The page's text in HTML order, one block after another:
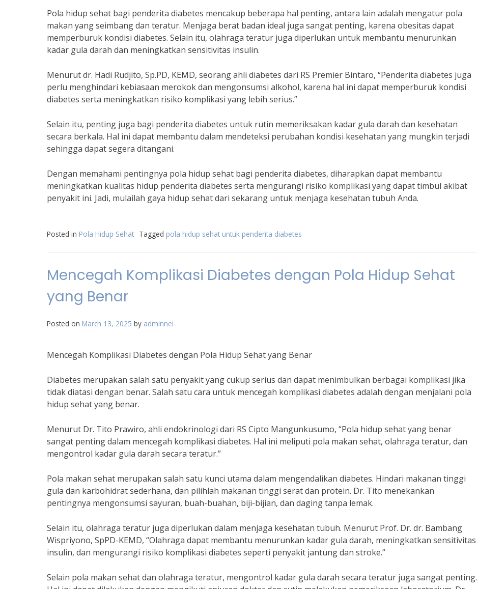
Pola hidup sehat bagi penderita diabetes mencakup beberapa hal penting, antara lain adalah mengatur pola
makan yang seimbang dan teratur. Menjaga berat badan ideal juga sangat penting, karena obesitas dapat
memperburuk kondisi diabetes. Selain itu, olahraga teratur juga diperlukan untuk membantu menurunkan
kadar gula darah dan meningkatkan sensitivitas insulin.
Menurut dr. Hadi Rudjito, Sp.PD, KEMD, seorang ahli diabetes dari RS Premier Bintaro, “Penderita diabetes juga
perlu menghindari kebiasaan merokok dan mengonsumsi alkohol, karena hal ini dapat memperburuk kondisi
diabetes serta meningkatkan risiko komplikasi yang lebih serius.”
Selain itu, penting juga bagi penderita diabetes untuk rutin memeriksakan kadar gula darah dan kesehatan
secara berkala. Hal ini dapat membantu dalam mendeteksi perubahan kondisi kesehatan yang mungkin terjadi
sehingga dapat segera ditangani.
Dengan memahami pentingnya pola hidup sehat bagi penderita diabetes, diharapkan dapat membantu
meningkatkan kualitas hidup penderita diabetes serta mengurangi risiko komplikasi yang dapat timbul akibat
penyakit ini. Jadi, mulailah gaya hidup sehat dari sekarang untuk menjaga kesehatan tubuh Anda.
Posted in Pola Hidup Sehat Tagged pola hidup sehat untuk penderita diabetes
Mencegah Komplikasi Diabetes dengan Pola Hidup Sehat
yang Benar
Posted on March 13, 2025 by adminnei
Mencegah Komplikasi Diabetes dengan Pola Hidup Sehat yang Benar
Diabetes merupakan salah satu penyakit yang cukup serius dan dapat menimbulkan berbagai komplikasi jika
tidak diatasi dengan benar. Salah satu cara untuk mencegah komplikasi diabetes adalah dengan menjalani pola
hidup sehat yang benar.
Menurut Dr. Tito Prawiro, ahli endokrinologi dari RS Cipto Mangunkusumo, “Pola hidup sehat yang benar
sangat penting dalam mencegah komplikasi diabetes. Hal ini meliputi pola makan sehat, olahraga teratur, dan
mengontrol kadar gula darah secara teratur.”
Pola makan sehat merupakan salah satu kunci utama dalam mengendalikan diabetes. Hindari makanan tinggi
gula dan karbohidrat sederhana, dan pilihlah makanan tinggi serat dan protein. Dr. Tito menekankan
pentingnya mengonsumsi sayuran, buah-buahan, biji-bijian, dan daging tanpa lemak.
Selain itu, olahraga teratur juga diperlukan dalam menjaga kesehatan tubuh. Menurut Prof. Dr. dr. Bambang
Wispriyono, SpPD-KEMD, “Olahraga dapat membantu menurunkan kadar gula darah, meningkatkan sensitivitas
insulin, dan mengurangi risiko komplikasi diabetes seperti penyakit jantung dan stroke.”
Selain pola makan sehat dan olahraga teratur, mengontrol kadar gula darah secara teratur juga sangat penting.